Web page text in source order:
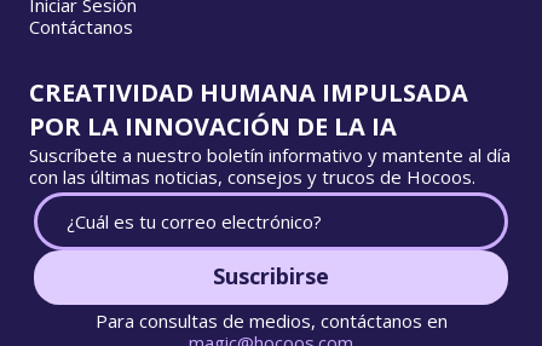
Contáctanos
CREATIVIDAD HUMANA IMPULSADA
POR LA INNOVACIÓN DE LA IA
Suscríbete a nuestro boletín informativo y mantente al día
con las últimas noticias, consejos y trucos de Hocoos.
Suscribirse
Para consultas de medios, contáctanos en